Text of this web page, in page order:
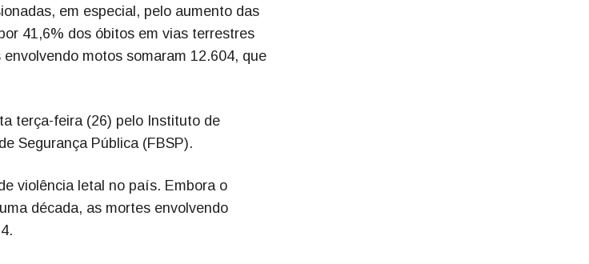
em especial, pelo aumento das
41,6% dos óbitos em vias terrestres
motos somaram 12.604, que
terça-feira (26) pelo Instituto de
Segurança Pública (FBSP).
violência letal no país. Embora o
década, as mortes envolvendo